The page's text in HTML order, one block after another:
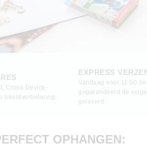
Cross-Device-
beeldverbetering.
EXPRESS
Vandaag voor 11:00
gegarandeerd de
geleverd.
OPHANGEN: